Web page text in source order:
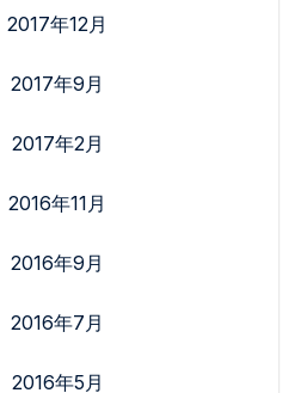
2017年12月
2017年9月
2017年2月
2016年11月
2016年9月
2016年7月
2016年5月